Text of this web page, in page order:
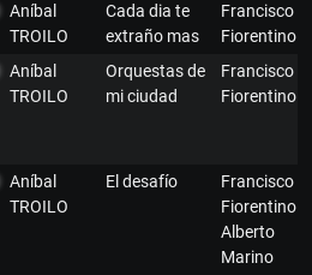
Aníbal
TROILO
Cada dia te
extraño mas
Francisco
Fiorentino
Aníbal
TROILO
Orquestas de
mi ciudad
Francisco
Fiorentino
Aníbal
TROILO
El desafío
Francisco
Fiorentino y
Alberto
Marino